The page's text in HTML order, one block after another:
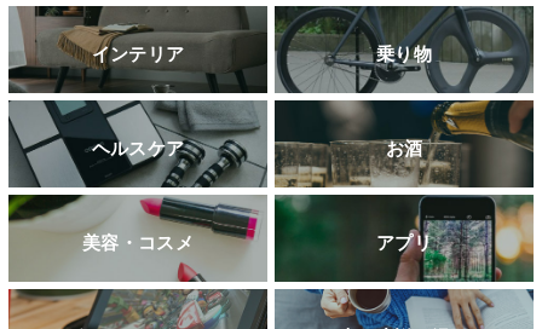
インテリア 乗り物
ヘルスケア お酒
美容・コスメ アプリ